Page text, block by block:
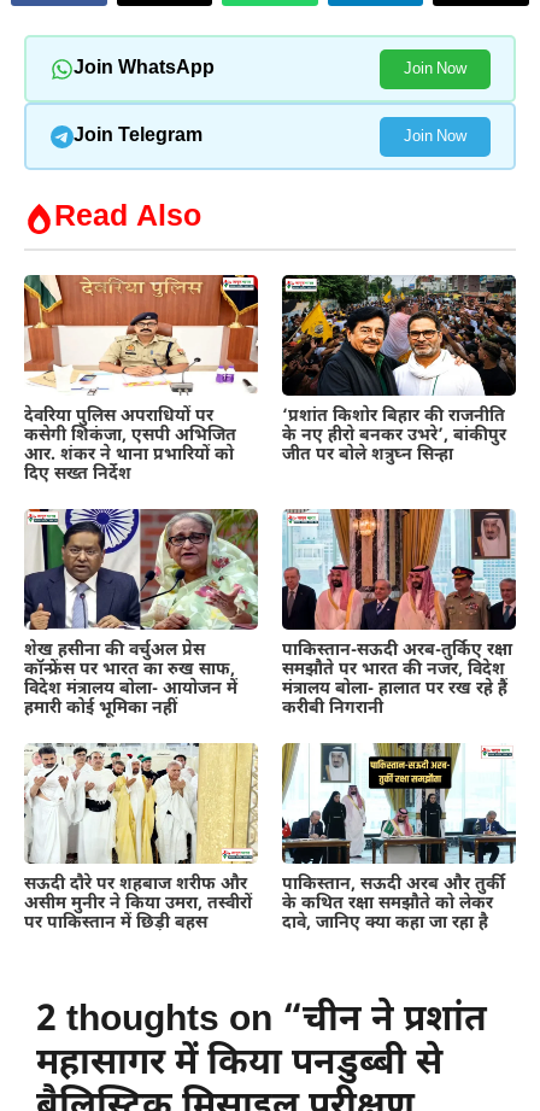
Join WhatsApp Join Now
Join Telegram Join Now
Read Also
देवरिया पुलिस अपराधियों पर
कसेगी शिकंजा, एसपी अभिजित
आर. शंकर ने थाना प्रभारियों को
दिए सख्त निर्देश
‘प्रशांत किशोर बिहार की राजनीति
के नए हीरो बनकर उभरे’, बांकीपुर
जीत पर बोले शत्रुघ्न सिन्हा
शेख हसीना की वर्चुअल प्रेस
कॉन्फ्रेंस पर भारत का रुख साफ,
विदेश मंत्रालय बोला- आयोजन में
हमारी कोई भूमिका नहीं
पाकिस्तान-सऊदी अरब-तुर्किए रक्षा
समझौते पर भारत की नजर, विदेश
मंत्रालय बोला- हालात पर रख रहे हैं
करीबी निगरानी
सऊदी दौरे पर शहबाज शरीफ और
असीम मुनीर ने किया उमरा, तस्वीरों
पर पाकिस्तान में छिड़ी बहस
पाकिस्तान, सऊदी अरब और तुर्की
के कथित रक्षा समझौते को लेकर
दावे, जानिए क्या कहा जा रहा है
2 thoughts on “चीन ने प्रशांत
महासागर में किया पनडुब्बी से